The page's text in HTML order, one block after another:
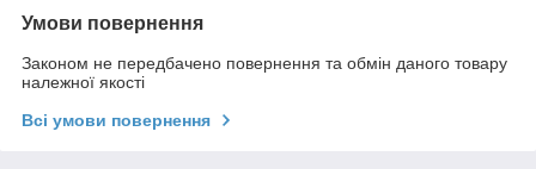
Умови повернення
Законом не передбачено повернення та обмін даного товару
належної якості
Всі умови повернення